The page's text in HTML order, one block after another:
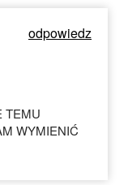
odpowiedz
TEMU
WYMIENIĆ